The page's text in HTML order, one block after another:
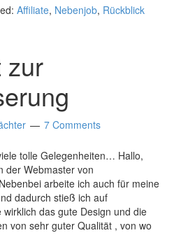
Affiliate, Nebenjob, Rückblick
zur
7 Comments
tolle Gelegenheiten… Hallo,
der Webmaster von
arbeite ich auch für meine
dadurch stieß ich auf
das gute Design und die
von sehr guter Qualität , von wo